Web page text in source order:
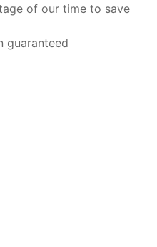
of our time to save
guaranteed